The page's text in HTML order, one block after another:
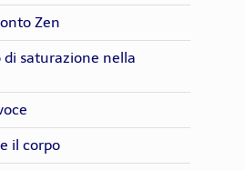
Zen
di saturazione nella
il corpo